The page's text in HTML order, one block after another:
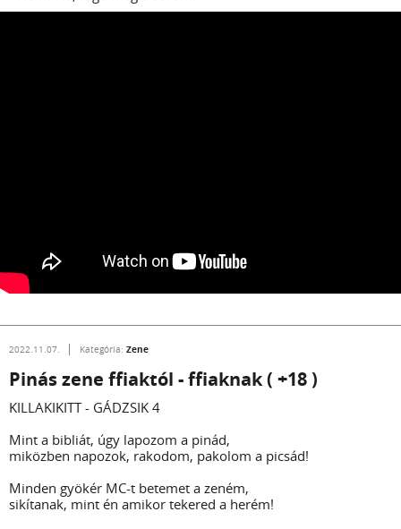
2022.11.07. Kategória: Zene
Pinás zene ffiaktól - ffiaknak ( +18 )
KILLAKIKITT - GÁDZSIK 4
Mint a bibliát, úgy lapozom a pinád,
miközben napozok, rakodom, pakolom a picsád!
Minden gyökér MC-t betemet a zeném,
sikítanak, mint én amikor tekered a herém!